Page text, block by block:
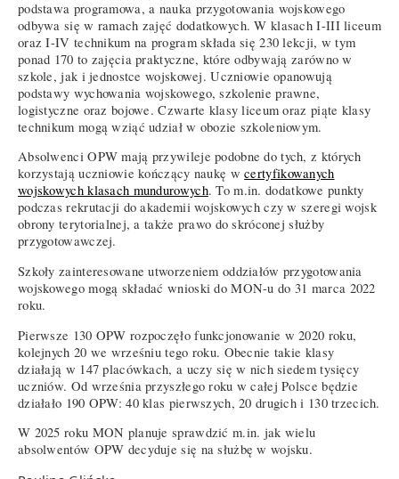
podstawa programowa, a nauka przygotowania wojskowego
odbywa się w ramach zajęć dodatkowych. W klasach I-III liceum
oraz I-IV technikum na program składa się 230 lekcji, w tym
ponad 170 to zajęcia praktyczne, które odbywają zarówno w
szkole, jak i jednostce wojskowej. Uczniowie opanowują
podstawy wychowania wojskowego, szkolenie prawne,
logistyczne oraz bojowe. Czwarte klasy liceum oraz piąte klasy
technikum mogą wziąć udział w obozie szkoleniowym.
Absolwenci OPW mają przywileje podobne do tych, z których
korzystają uczniowie kończący naukę wcertyfikowanych
wojskowych klasach mundurowych. To m.in. dodatkowe punkty
podczas rekrutacji do akademii wojskowych czy w szeregi wojsk
obrony terytorialnej, a także prawo do skróconej służby
przygotowawczej.
Szkoły zainteresowane utworzeniem oddziałów przygotowania
wojskowego mogą składać wnioski do MON-u do 31 marca 2022
roku.
Pierwsze 130 OPW rozpoczęło funkcjonowanie w 2020 roku,
kolejnych 20 we wrześniu tego roku. Obecnie takie klasy
działają w 147 placówkach, a uczy się w nich siedem tysięcy
uczniów. Od września przyszłego roku w całej Polsce będzie
działało 190 OPW: 40 klas pierwszych, 20 drugich i 130 trzecich.
W 2025 roku MON planuje sprawdzić m.in. jak wielu
absolwentów OPW decyduje się na służbę w wojsku.